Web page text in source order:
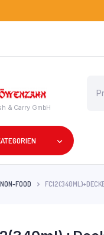
& Carry GmbH
NON-FOOD